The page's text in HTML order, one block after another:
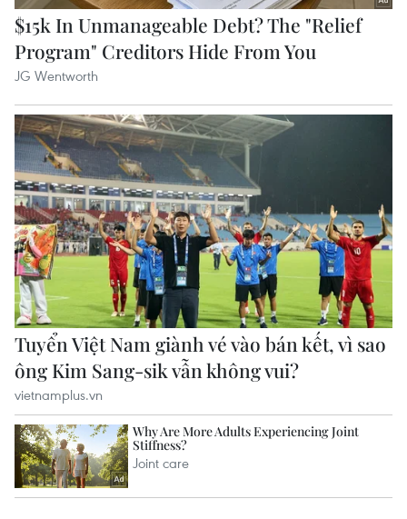
vietnamplus.vn
Nghệ An: Lũ cuốn cầu tạm trên sông Nậm
Nơn khiến 3 bản ở xã Mỹ Lý bị chia cắt